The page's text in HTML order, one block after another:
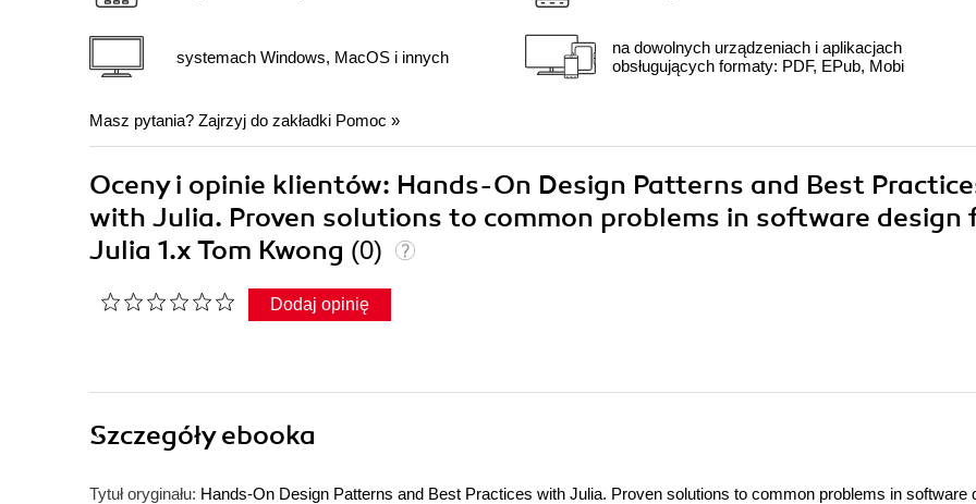
systemach Windows, MacOS i innych
na dowolnych urządzeniach i aplikacjach
obsługujących formaty: PDF, EPub, Mobi
Masz pytania? Zajrzyj do zakładki Pomoc »
Oceny i opinie klientów: Hands-On Design Patterns and Best
with Julia. Proven solutions to common problems in software design
Julia 1.x Tom Kwong (0)
Dodaj opinię
Szczegółyebooka
Tytuł oryginału: Hands-On Design Patterns and Best Practices with Julia. Proven solutions to common problems in software